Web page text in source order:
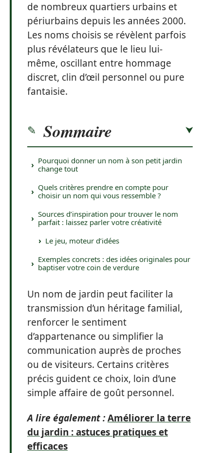
de nombreux quartiers urbains et
périurbains depuis les années 2000.
Les noms choisis se révèlent parfois
plus révélateurs que le lieu lui-
même, oscillant entre hommage
discret, clin d’œil personnel ou pure
fantaisie.
Sommaire
Pourquoi donner un nom à son petit jardin
change tout
Quels critères prendre en compte pour
choisir un nom qui vous ressemble ?
Sources d’inspiration pour trouver le nom
parfait : laissez parler votre créativité
Le jeu, moteur d’idées
Exemples concrets : des idées originales pour
baptiser votre coin de verdure
Un nom de jardin peut faciliter la
transmission d’un héritage familial,
renforcer le sentiment
d’appartenance ou simplifier la
communication auprès de proches
ou de visiteurs. Certains critères
précis guident ce choix, loin d’une
simple affaire de goût personnel.
A lire également :Améliorer la terre
du jardin : astuces pratiques et
efficaces